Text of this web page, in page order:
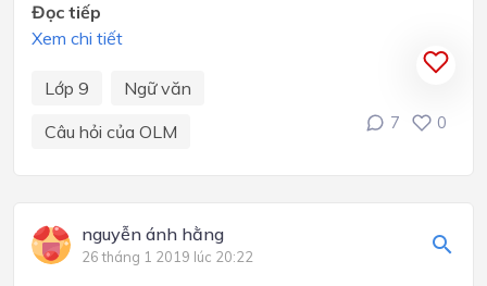
Đọc tiếp
Xem chi tiết
Lớp 9
Ngữ văn
Câu hỏi của OLM
7 0
nguyễn ánh hằng
26 tháng 1 2019 lúc 20:22